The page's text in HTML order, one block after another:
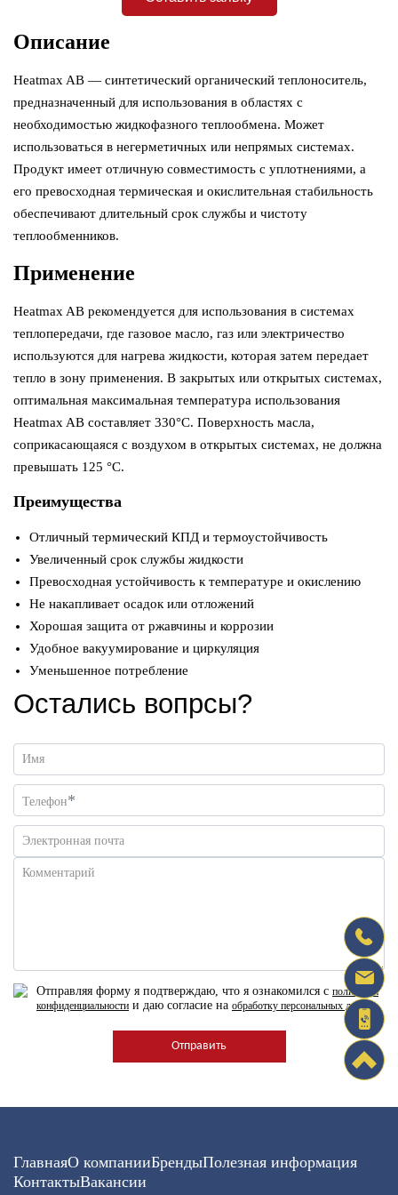
Описание
Heatmax AB — синтетический органический теплоноситель,
предназначенный для использования в областях с
необходимостью жидкофазного теплообмена. Может
использоваться в негерметичных или непрямых системах.
Продукт имеет отличную совместимость с уплотнениями, а
его превосходная термическая и окислительная стабильность
обеспечивают длительный срок службы и чистоту
теплообменников.
Применение
Heatmax AB рекомендуется для использования в системах
теплопередачи, где газовое масло, газ или электричество
используются для нагрева жидкости, которая затем передает
тепло в зону применения. В закрытых или открытых системах,
оптимальная максимальная температура использования
Heatmax AB составляет 330°C. Поверхность масла,
соприкасающаяся с воздухом в открытых системах, не должна
превышать 125 °C.
Преимущества
Отличный термический КПД и термоустойчивость
Увеличенный срок службы жидкости
Превосходная устойчивость к температуре и окислению
Не накапливает осадок или отложений
Хорошая защита от ржавчины и коррозии
Удобное вакуумирование и циркуляция
Уменьшенное потребление
Остались вопрсы?
Имя
Телефон*
Электронная почта
Комментарий
Отправляя форму я подтверждаю, что я ознакомился с политикой
конфиденциальности и даю согласие на обработку персональных данных
ГлавнаяО компанииБрендыПолезная информация
КонтактыВакансии